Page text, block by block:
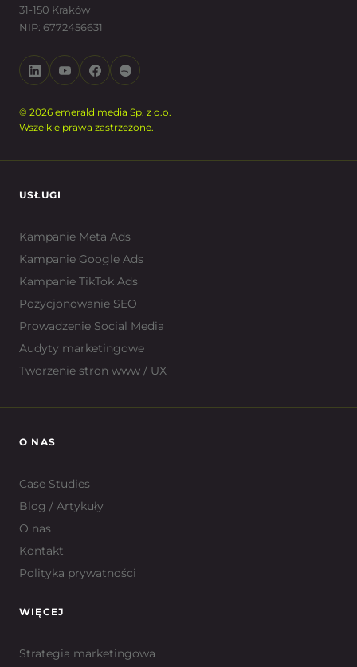
31-150 Kraków
NIP: 6772456631
© 2026 emerald media Sp. z o.o.
Wszelkie prawa zastrzeżone.
USŁUGI
Kampanie Meta Ads
Kampanie Google Ads
Kampanie TikTok Ads
Pozycjonowanie SEO
Prowadzenie Social Media
Audyty marketingowe
Tworzenie stron www / UX
O NAS
Case Studies
Blog / Artykuły
O nas
Kontakt
Polityka prywatności
WIĘCEJ
Strategia marketingowa